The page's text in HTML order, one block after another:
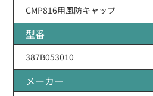
CMP816用風防キャップ
型番
387B053010
メーカー